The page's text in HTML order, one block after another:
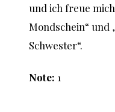
und ich freue
Mondschein“ und
Schwester“.
Note: 1